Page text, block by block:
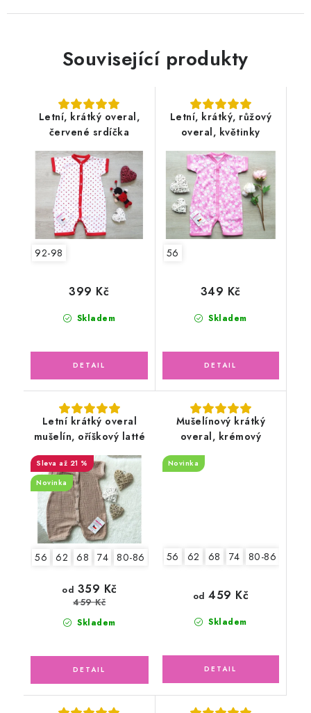
Související produkty
Letní, krátký overal,
červené srdíčka
92-98
Skladem
399 Kč
Letní, krátký, růžový
overal, květinky
56
Skladem
349 Kč
Letní krátký overal
mušelín, oříškový latté
až 21 %
Novinka
56 62 68 74 80-86 92-98 2.jakost v.56-62
Skladem
od 359 Kč
459 Kč
Mušelínový krátký
overal, krémový
Novinka
56 62 68 74 80-86
Skladem
od 459 Kč